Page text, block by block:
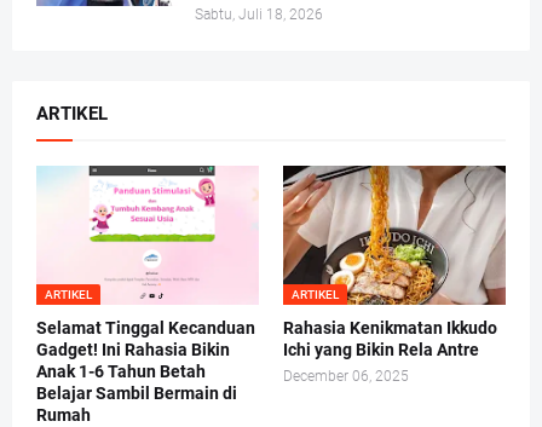
Sabtu, Juli 18, 2026
ARTIKEL
ARTIKEL
Selamat Tinggal Kecanduan
Gadget! Ini Rahasia Bikin
Anak 1-6 Tahun Betah
Belajar Sambil Bermain di
Rumah
ARTIKEL
Rahasia Kenikmatan Ikkudo
Ichi yang Bikin Rela Antre
December 06, 2025